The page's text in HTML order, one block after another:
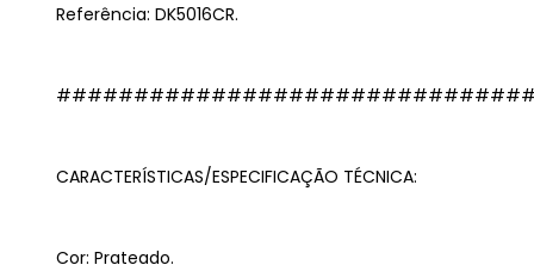
Referência: DK5016CR.
###############################
CARACTERÍSTICAS/ESPECIFICAÇÃO TÉCNICA:
Cor: Prateado.